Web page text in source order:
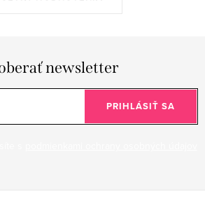
newsletter
PRIHLÁSIŤ SA